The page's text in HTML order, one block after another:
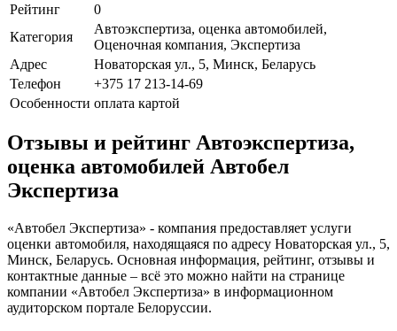
Рейтинг
0
Категория
Автоэкспертиза, оценка автомобилей,
Оценочная компания, Экспертиза
Адрес
Новаторская ул., 5, Минск, Беларусь
Телефон
+375 17 213-14-69
Особенности оплата картой
Отзывы и рейтинг Автоэкспертиза,
оценка автомобилей Автобел
Экспертиза
«Автобел Экспертиза» - компания предоставляет услуги
оценки автомобиля, находящаяся по адресу Новаторская ул., 5,
Минск, Беларусь. Основная информация, рейтинг, отзывы и
контактные данные – всё это можно найти на странице
компании «Автобел Экспертиза» в информационном
аудиторском портале Белоруссии.